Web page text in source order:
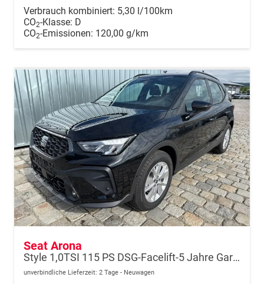
Verbrauch kombiniert: 5,30 l/100km
CO2-Klasse: D
CO2-Emissionen: 120,00 g/km
Seat Arona
Style 1,0TSI 115 PS DSG-Facelift-5 Jahre Garantie-Parklenkassistent-PDC vorne&hinten-Rückfahrkamera-LED-ACC-DAB-Fernlichtassistent-ISOFIX-variabler Ladeboden-Sitzheizung-FULL Link-Alu 16"-Sofort
unverbindliche Lieferzeit: 2 Tage Neuwagen